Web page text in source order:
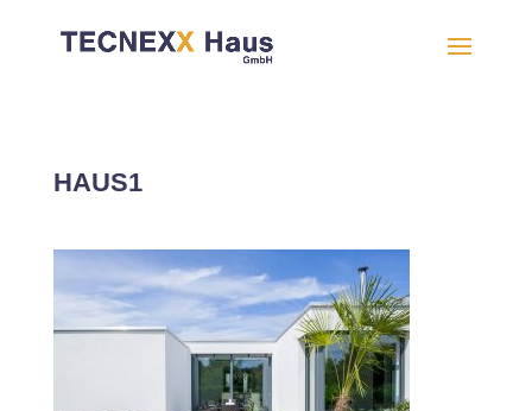
HAUS1